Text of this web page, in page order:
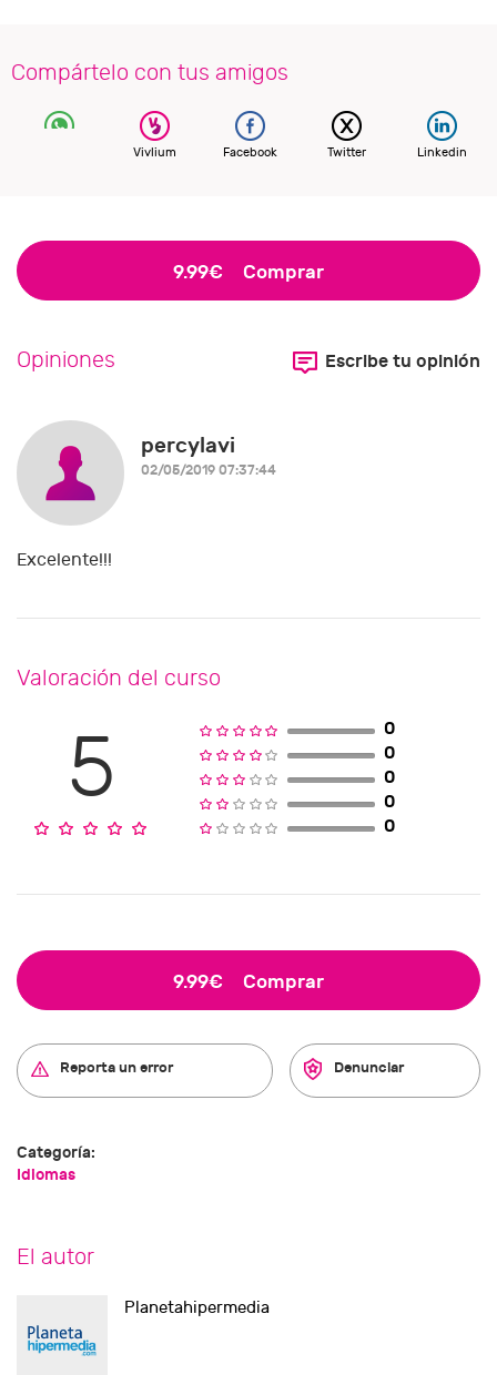
Compártelo con tus amigos
Vivlium Facebook Twitter Linkedin
9.99€ Comprar
Opiniones Escribe tu opinión
percylavi
02/05/2019 07:37:44
Excelente!!!
Valoración del curso
5
0
0
0
0
0
9.99€ Comprar
Reporta un error Denunciar
Categoría:
Idiomas
El autor
Planetahipermedia